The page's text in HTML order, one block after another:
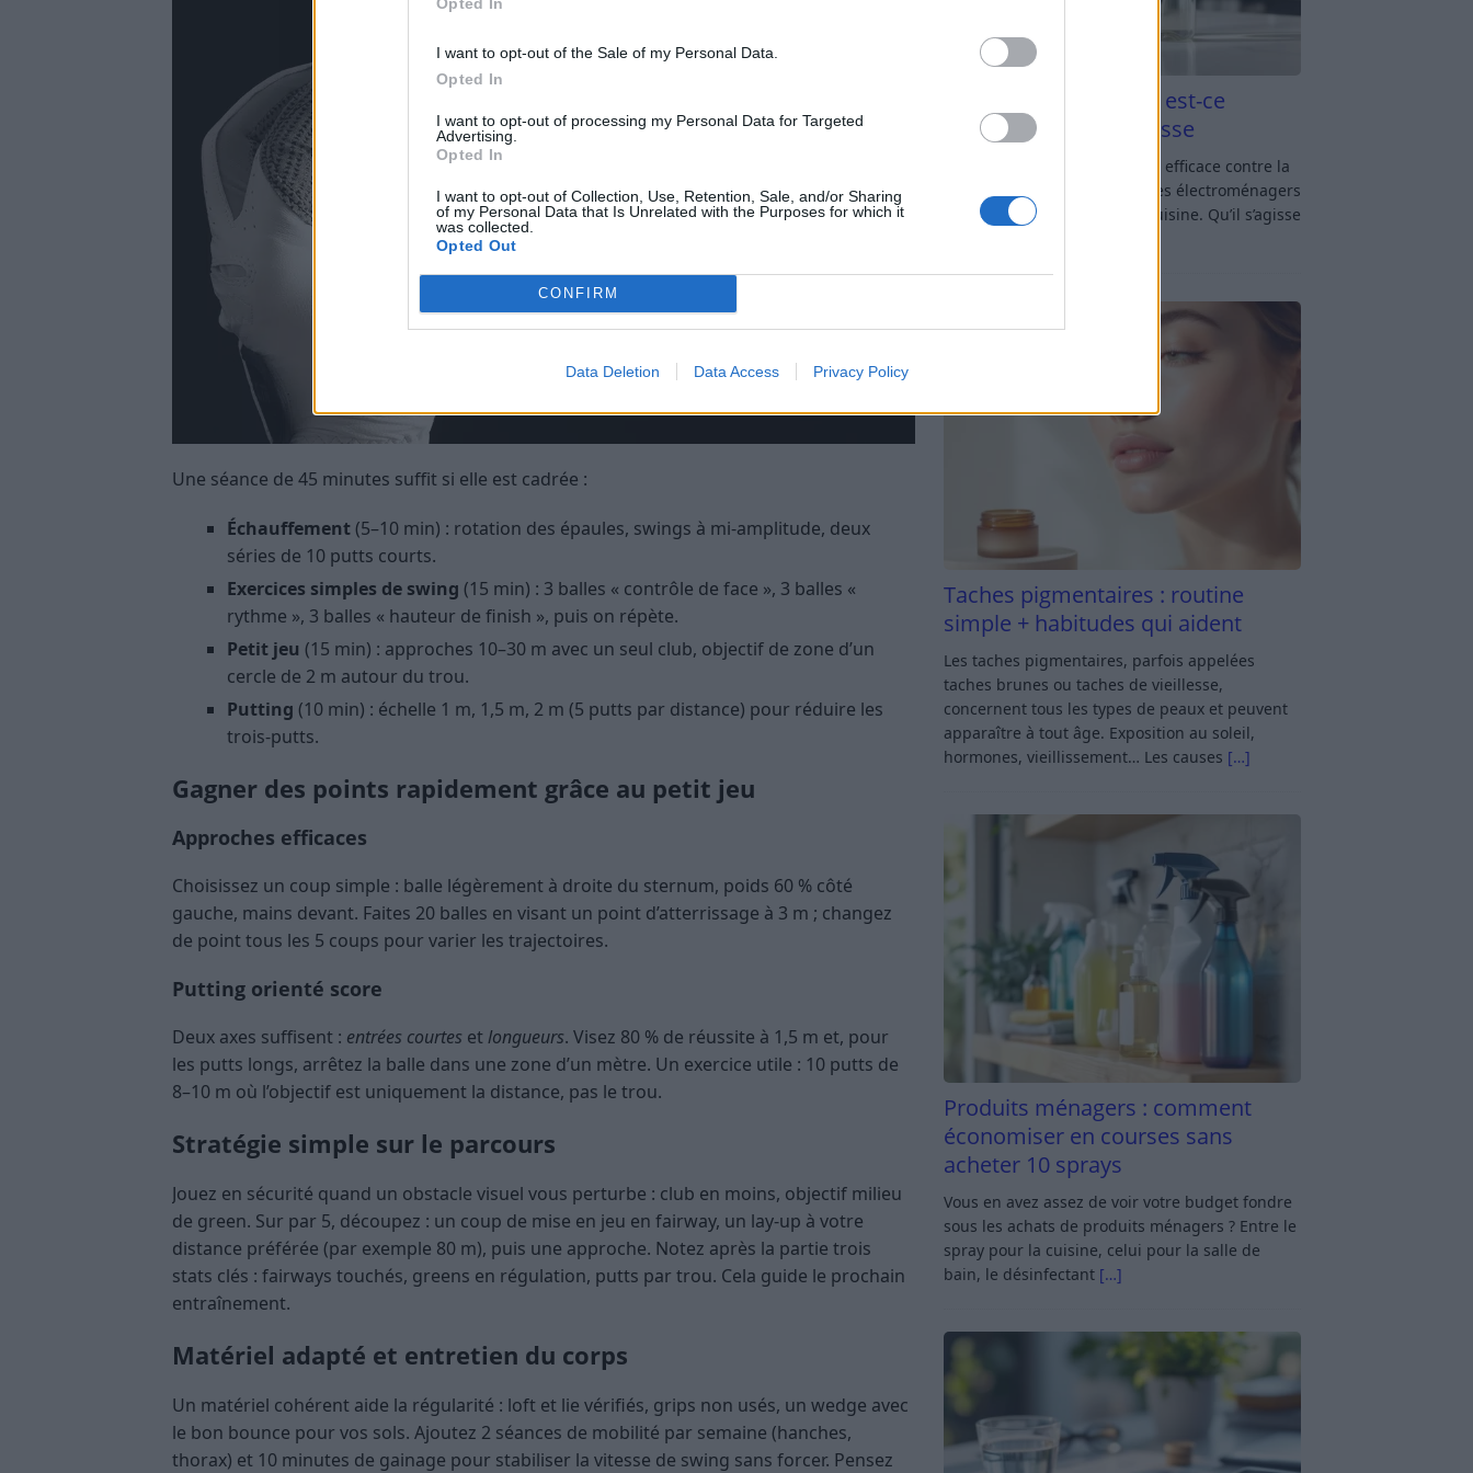
I want to opt-out of the Sale of my Personal Data.
Opted In
I want to opt-out of processing my Personal Data for Targeted
Advertising.
Opted In
I want to opt-out of Collection, Use, Retention, Sale, and/or Sharing
of my Personal Data that Is Unrelated with the Purposes for which it
was collected.
Opted Out
CONFIRM
Data Deletion Data Access Privacy Policy
Une séance de 45 minutes suffit si elle est cadrée :
Échauffement (5–10 min) : rotation des épaules, swings à mi-amplitude, deux
séries de 10 putts courts.
Exercices simples de swing (15 min) : 3 balles « contrôle de face », 3 balles «
rythme », 3 balles « hauteur de finish », puis on répète.
Petit jeu (15 min) : approches 10–30 m avec un seul club, objectif de zone d’un
cercle de 2 m autour du trou.
Putting (10 min) : échelle 1 m, 1,5 m, 2 m (5 putts par distance) pour réduire les
trois-putts.
Gagner des points rapidement grâce au petit jeu
Approches efficaces
Choisissez un coup simple : balle légèrement à droite du sternum, poids 60 % côté
gauche, mains devant. Faites 20 balles en visant un point d’atterrissage à 3 m ; changez
de point tous les 5 coups pour varier les trajectoires.
Putting orienté score
Deux axes suffisent : entrées courtes et longueurs. Visez 80 % de réussite à 1,5 m et, pour
les putts longs, arrêtez la balle dans une zone d’un mètre. Un exercice utile : 10 putts de
8–10 m où l’objectif est uniquement la distance, pas le trou.
Stratégie simple sur le parcours
Jouez en sécurité quand un obstacle visuel vous perturbe : club en moins, objectif milieu
de green. Sur par 5, découpez : un coup de mise en jeu en fairway, un lay-up à votre
distance préférée (par exemple 80 m), puis une approche. Notez après la partie trois
stats clés : fairways touchés, greens en régulation, putts par trou. Cela guide le prochain
entraînement.
Matériel adapté et entretien du corps
Un matériel cohérent aide la régularité : loft et lie vérifiés, grips non usés, un wedge avec
le bon bounce pour vos sols. Ajoutez 2 séances de mobilité par semaine (hanches,
thorax) et 10 minutes de gainage pour stabiliser la vitesse de swing sans forcer. Pensez
Vinaigre blanc et four est-ce
efficace contre la graisse
Vinaigre blanc et four : est-ce efficace contre la
graisse ? Le four fait partie des électroménagers
les plus sollicités dans une cuisine. Qu’il s’agisse
Taches pigmentaires : routine
simple + habitudes qui aident
Les taches pigmentaires, parfois appelées
taches brunes ou taches de vieillesse,
concernent tous les types de peaux et peuvent
apparaître à tout âge. Exposition au soleil,
hormones, vieillissement… Les causes […]
Produits ménagers : comment
économiser en courses sans
acheter 10 sprays
Vous en avez assez de voir votre budget fondre
sous les achats de produits ménagers ? Entre le
spray pour la cuisine, celui pour la salle de
bain, le désinfectant […]